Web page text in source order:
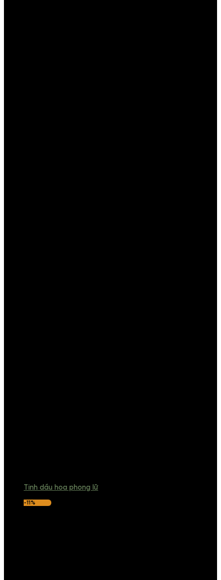
Tinh dầu hoa phong lữ
-11%